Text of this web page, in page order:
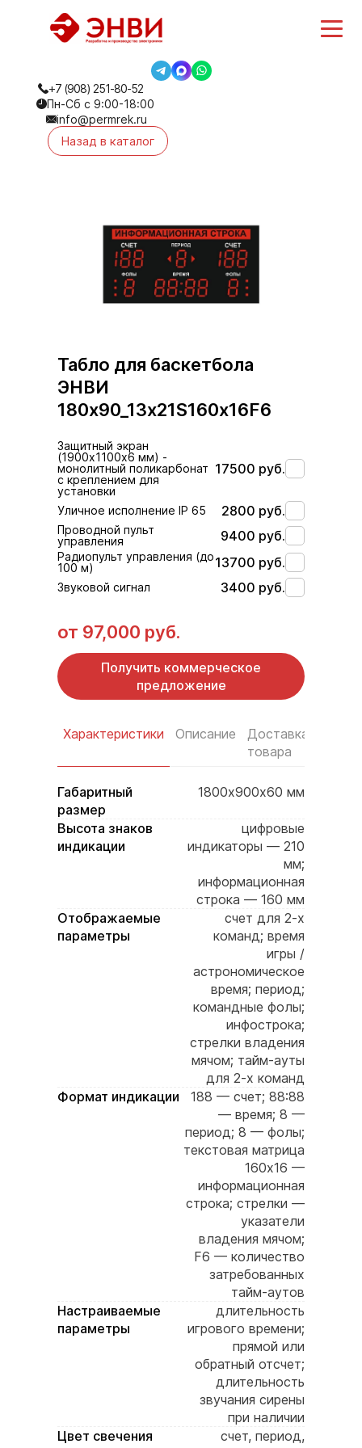
+7 (908) 251-80-52
Пн-Сб с 9:00-18:00
info@permrek.ru
Назад в каталог
Характеристики Описание
Доставка
товара
Габаритный
размер
1800х900х60 мм
Высота знаков
индикации
цифровые
индикаторы — 210
мм;
информационная
строка — 160 мм
Отображаемые
параметры
счет для 2-х
команд; время
игры /
астрономическое
время; период;
командные фолы;
инфострока;
стрелки владения
мячом; тайм-ауты
для 2-х команд
Формат индикации
188 — счет; 88:88
— время; 8 —
период; 8 — фолы;
текстовая матрица
160х16 —
информационная
строка; стрелки —
указатели
владения мячом;
F6 — количество
затребованных
тайм-аутов
Настраиваемые
параметры
длительность
игрового времени;
прямой или
обратный отсчет;
длительность
звучания сирены
при наличии
Цвет свечения
счет, период,
Табло для баскетбола
ЭНВИ
180х90_13х21S160х16F6
от 97,000 руб.
Получить коммерческое
предложение
Защитный экран
(1900х1100х6 мм) -
монолитный поликарбонат
с креплением для
установки
17500 руб.
Уличное исполнение IP 65 2800 руб.
Проводной пульт
управления
9400 руб.
Радиопульт управления (до
100 м)
13700 руб.
Звуковой сигнал 3400 руб.